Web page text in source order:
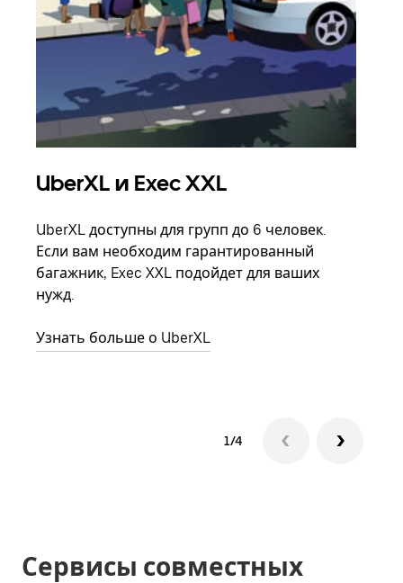
UberXL и Exec XXL
UberXL доступны для групп до 6 человек.
Если вам необходим гарантированный
багажник, Exec XXL подойдет для ваших
нужд.
Узнать больше о UberXL
1/4
Сервисы совместных